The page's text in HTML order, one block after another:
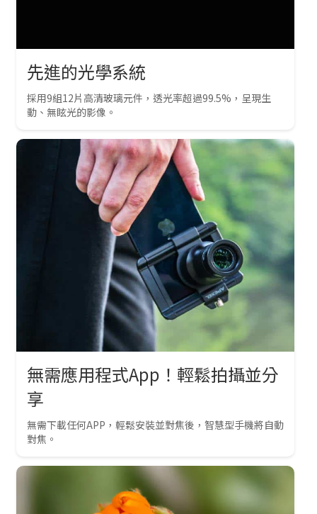
先進的光學系統
採用9組12片高清玻璃元件，透光率超過99.5%，呈現生
動、無眩光的影像。
無需應用程式App！輕鬆拍攝並分
享
無需下載任何APP，輕鬆安裝並對焦後，智慧型手機將自動
對焦。